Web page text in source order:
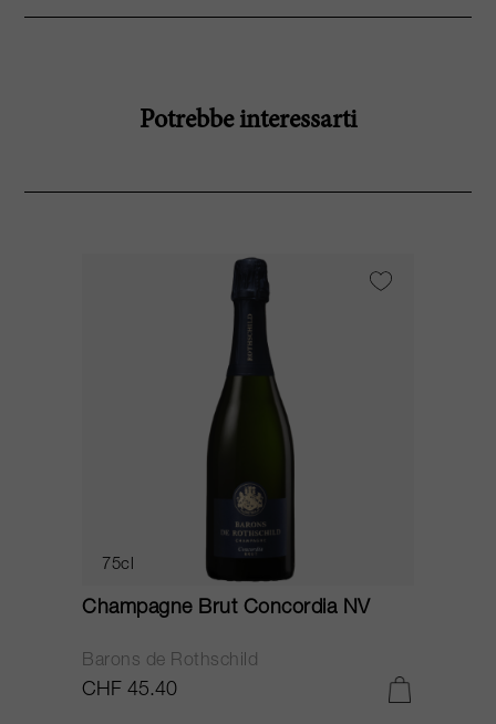
Potrebbe interessarti
75cl
Champagne Brut Concordia NV
Barons de Rothschild
CHF 45.40